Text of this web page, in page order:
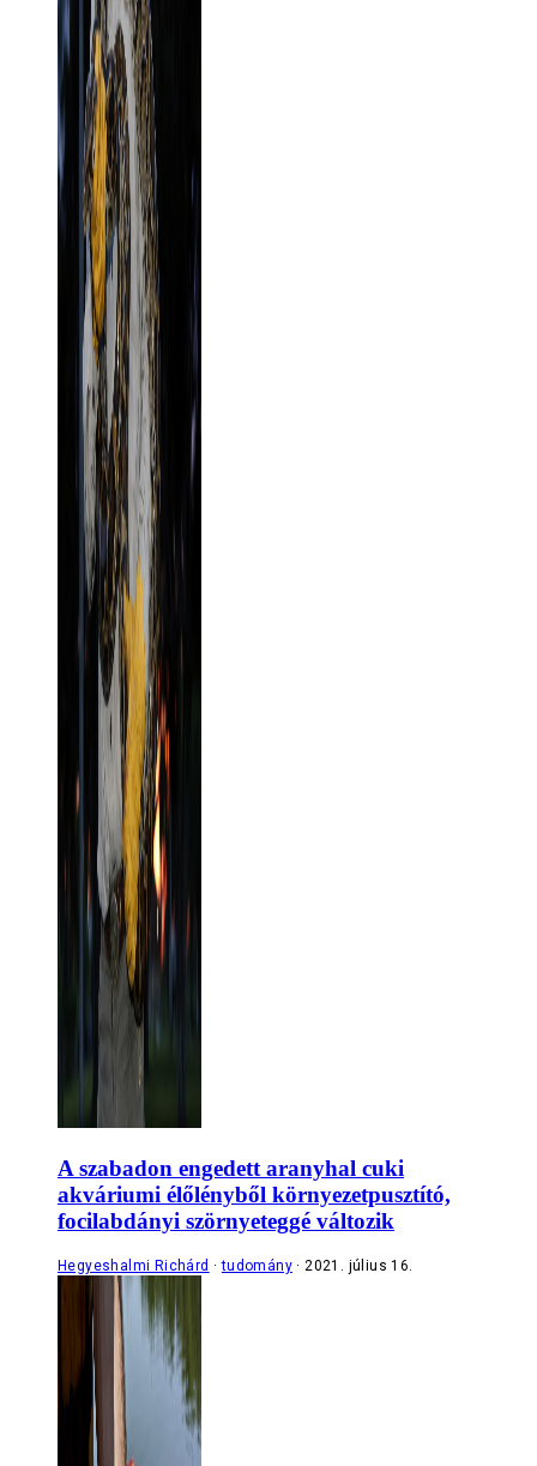
A szabadon engedett aranyhal cuki
akváriumi élőlényből környezetpusztító,
focilabdányi szörnyeteggé változik
Hegyeshalmi Richárd tudomány 2021. július 16.